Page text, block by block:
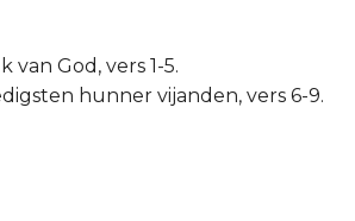
God, vers 1-5.
hunner vijanden, vers 6-9.